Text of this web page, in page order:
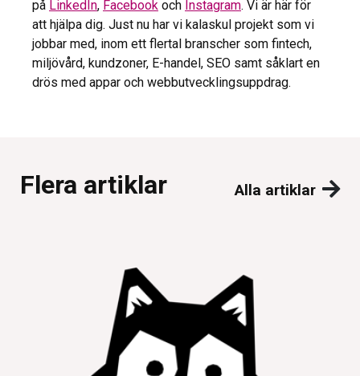
på LinkedIn, Facebook och Instagram. Vi är här för
att hjälpa dig. Just nu har vi kalaskul projekt som vi
jobbar med, inom ett flertal branscher som fintech,
miljövård, kundzoner, E-handel, SEO samt såklart en
drös med appar och webbutvecklingsuppdrag.
Flera artiklar Alla artiklar